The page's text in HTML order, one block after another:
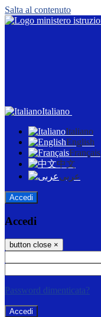
Salta al contenuto
Italiano
Italiano
English
Français
中文
عربى
Accedi
Accedi
button close ×
Password dimenticata?